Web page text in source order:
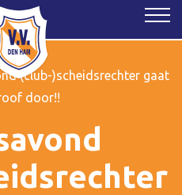
(club-)scheidsrechter gaat
door!!